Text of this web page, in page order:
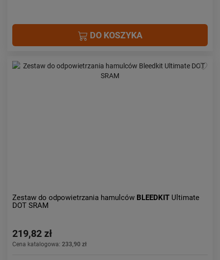
DO KOSZYKA
Zestaw do odpowietrzania hamulców BLEEDKIT Ultimate
DOT SRAM
219,82 zł
Cena katalogowa: 233,90 zł